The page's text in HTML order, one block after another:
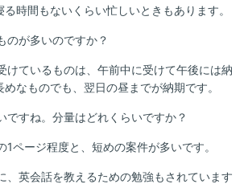
時間もないくらい忙しいときもあります。
のが多いのですか？
けているものは、午前中に受けて午後には納
なものでも、翌日の昼までが納期です。
ですね。分量はどれくらいですか？
1ページ程度と、短めの案件が多いです。
、英会話を教えるための勉強もされています